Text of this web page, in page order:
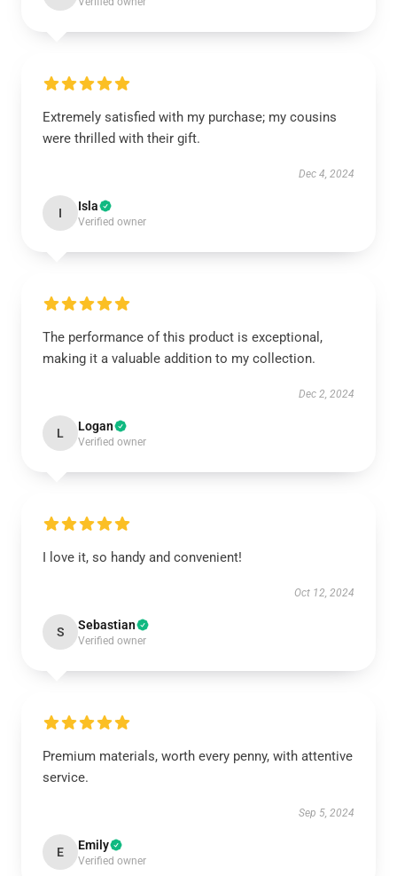
Extremely satisfied with my purchase; my cousins
were thrilled with their gift.
Dec 4, 2024
I Isla
Verified owner
The performance of this product is exceptional,
making it a valuable addition to my collection.
Dec 2, 2024
L Logan
Verified owner
I love it, so handy and convenient!
Oct 12, 2024
S Sebastian
Verified owner
Premium materials, worth every penny, with attentive
service.
Sep 5, 2024
E Emily
Verified owner